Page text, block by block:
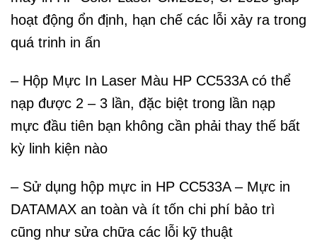
hoạt động ổn định, hạn chế các lỗi xảy ra trong
quá trinh in ấn
– Hộp Mực In Laser Màu HP CC533A có thể
nạp được 2 – 3 lần, đặc biệt trong lần nạp
mực đầu tiên bạn không cần phải thay thế bất
kỳ linh kiện nào
– Sử dụng hộp mực in HP CC533A – Mực in
DATAMAX an toàn và ít tốn chi phí bảo trì
cũng như sửa chữa các lỗi kỹ thuật